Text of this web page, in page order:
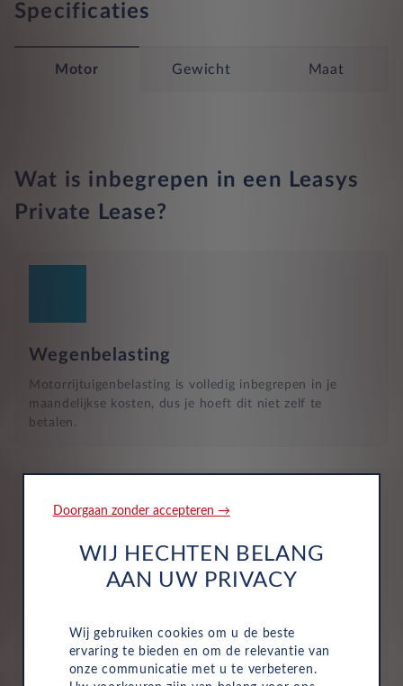
Specificaties
Motor Gewicht Maat
Wat is inbegrepen in een Leasys
Private Lease?
Wegenbelasting
Motorrijtuigenbelasting is volledig inbegrepen in je
maandelijkse kosten, dus je hoeft dit niet zelf te
betalen.
Verzekering
uitgebreide dekking, zodat je volledig beschermd bent in
het geval van onvoorziene ongelukken.
Doorgaan zonder accepteren →
WIJ HECHTEN BELANG
AAN UW PRIVACY
Wij gebruiken cookies om u de beste
ervaring te bieden en om de relevantie van
onze communicatie met u te verbeteren.